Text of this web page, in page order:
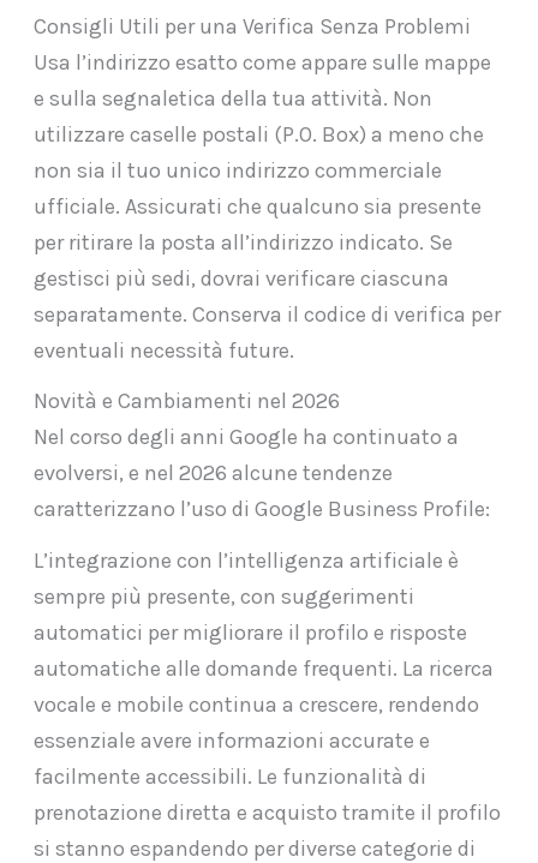
Consigli Utili per una Verifica Senza Problemi
Usa l’indirizzo esatto come appare sulle mappe
e sulla segnaletica della tua attività. Non
utilizzare caselle postali (P.O. Box) a meno che
non sia il tuo unico indirizzo commerciale
ufficiale. Assicurati che qualcuno sia presente
per ritirare la posta all’indirizzo indicato. Se
gestisci più sedi, dovrai verificare ciascuna
separatamente. Conserva il codice di verifica per
eventuali necessità future.
Novità e Cambiamenti nel 2026
Nel corso degli anni Google ha continuato a
evolversi, e nel 2026 alcune tendenze
caratterizzano l’uso di Google Business Profile:
L’integrazione con l’intelligenza artificiale è
sempre più presente, con suggerimenti
automatici per migliorare il profilo e risposte
automatiche alle domande frequenti. La ricerca
vocale e mobile continua a crescere, rendendo
essenziale avere informazioni accurate e
facilmente accessibili. Le funzionalità di
prenotazione diretta e acquisto tramite il profilo
si stanno espandendo per diverse categorie di